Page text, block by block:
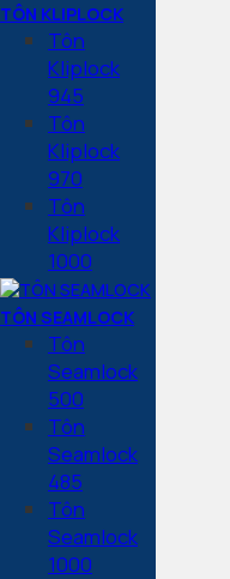
TÔN KLIPLOCK
Tôn
Kliplock
945
Tôn
Kliplock
970
Tôn
Kliplock
1000
TÔN SEAMLOCK
Tôn
Seamlock
500
Tôn
Seamlock
485
Tôn
Seamlock
1000